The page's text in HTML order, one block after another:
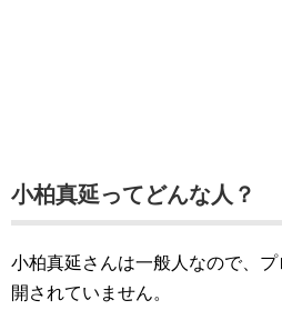
小柏真延ってどんな人？
小柏真延さんは一般人なので、
開されていません。